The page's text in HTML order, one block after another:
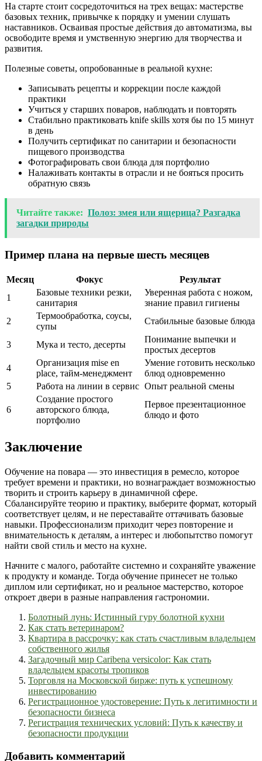
На старте стоит сосредоточиться на трех вещах: мастерстве
базовых техник, привычке к порядку и умении слушать
наставников. Осваивая простые действия до автоматизма, вы
освободите время и умственную энергию для творчества и
развития.
Полезные советы, опробованные в реальной кухне:
Записывать рецепты и коррекции после каждой
практики
Учиться у старших поваров, наблюдать и повторять
Стабильно практиковать knife skills хотя бы по 15 минут
в день
Получить сертификат по санитарии и безопасности
пищевого производства
Фотографировать свои блюда для портфолио
Налаживать контакты в отрасли и не бояться просить
обратную связь
Читайте также: Полоз: змея или ящерица? Разгадка
загадки природы
Пример плана на первые шесть месяцев
Месяц Фокус
Результат
1
Базовые техники резки,
санитария
Уверенная работа с ножом,
знание правил гигиены
2
Термообработка, соусы,
супы
Стабильные базовые блюда
3 Мука и тесто, десерты
Понимание выпечки и
простых десертов
4
Организация mise en
place, тайм-менеджмент
Умение готовить несколько
блюд одновременно
5
Работа на линии в сервис Опыт реальной смены
6
Создание простого
авторского блюда,
портфолио
Первое презентационное
блюдо и фото
Заключение
Обучение на повара — это инвестиция в ремесло, которое
требует времени и практики, но вознаграждает возможностью
творить и строить карьеру в динамичной сфере.
Сбалансируйте теорию и практику, выберите формат, который
соответствует целям, и не переставайте оттачивать базовые
навыки. Профессионализм приходит через повторение и
внимательность к деталям, а интерес и любопытство помогут
найти свой стиль и место на кухне.
Начните с малого, работайте системно и сохраняйте уважение
к продукту и команде. Тогда обучение принесет не только
диплом или сертификат, но и реальное мастерство, которое
откроет двери в разные направления гастрономии.
Болотный лунь: Истинный гуру болотной кухни
Как стать ветеринаром?
Квартира в рассрочку: как стать счастливым владельцем
собственного жилья
Загадочный мир Caribena versicolor: Как стать
владельцем красоты тропиков
Торговля на Московской бирже: путь к успешному
инвестированию
Регистрационное удостоверение: Путь к легитимности и
безопасности бизнеса
Регистрация технических условий: Путь к качеству и
безопасности продукции
Добавить комментарий